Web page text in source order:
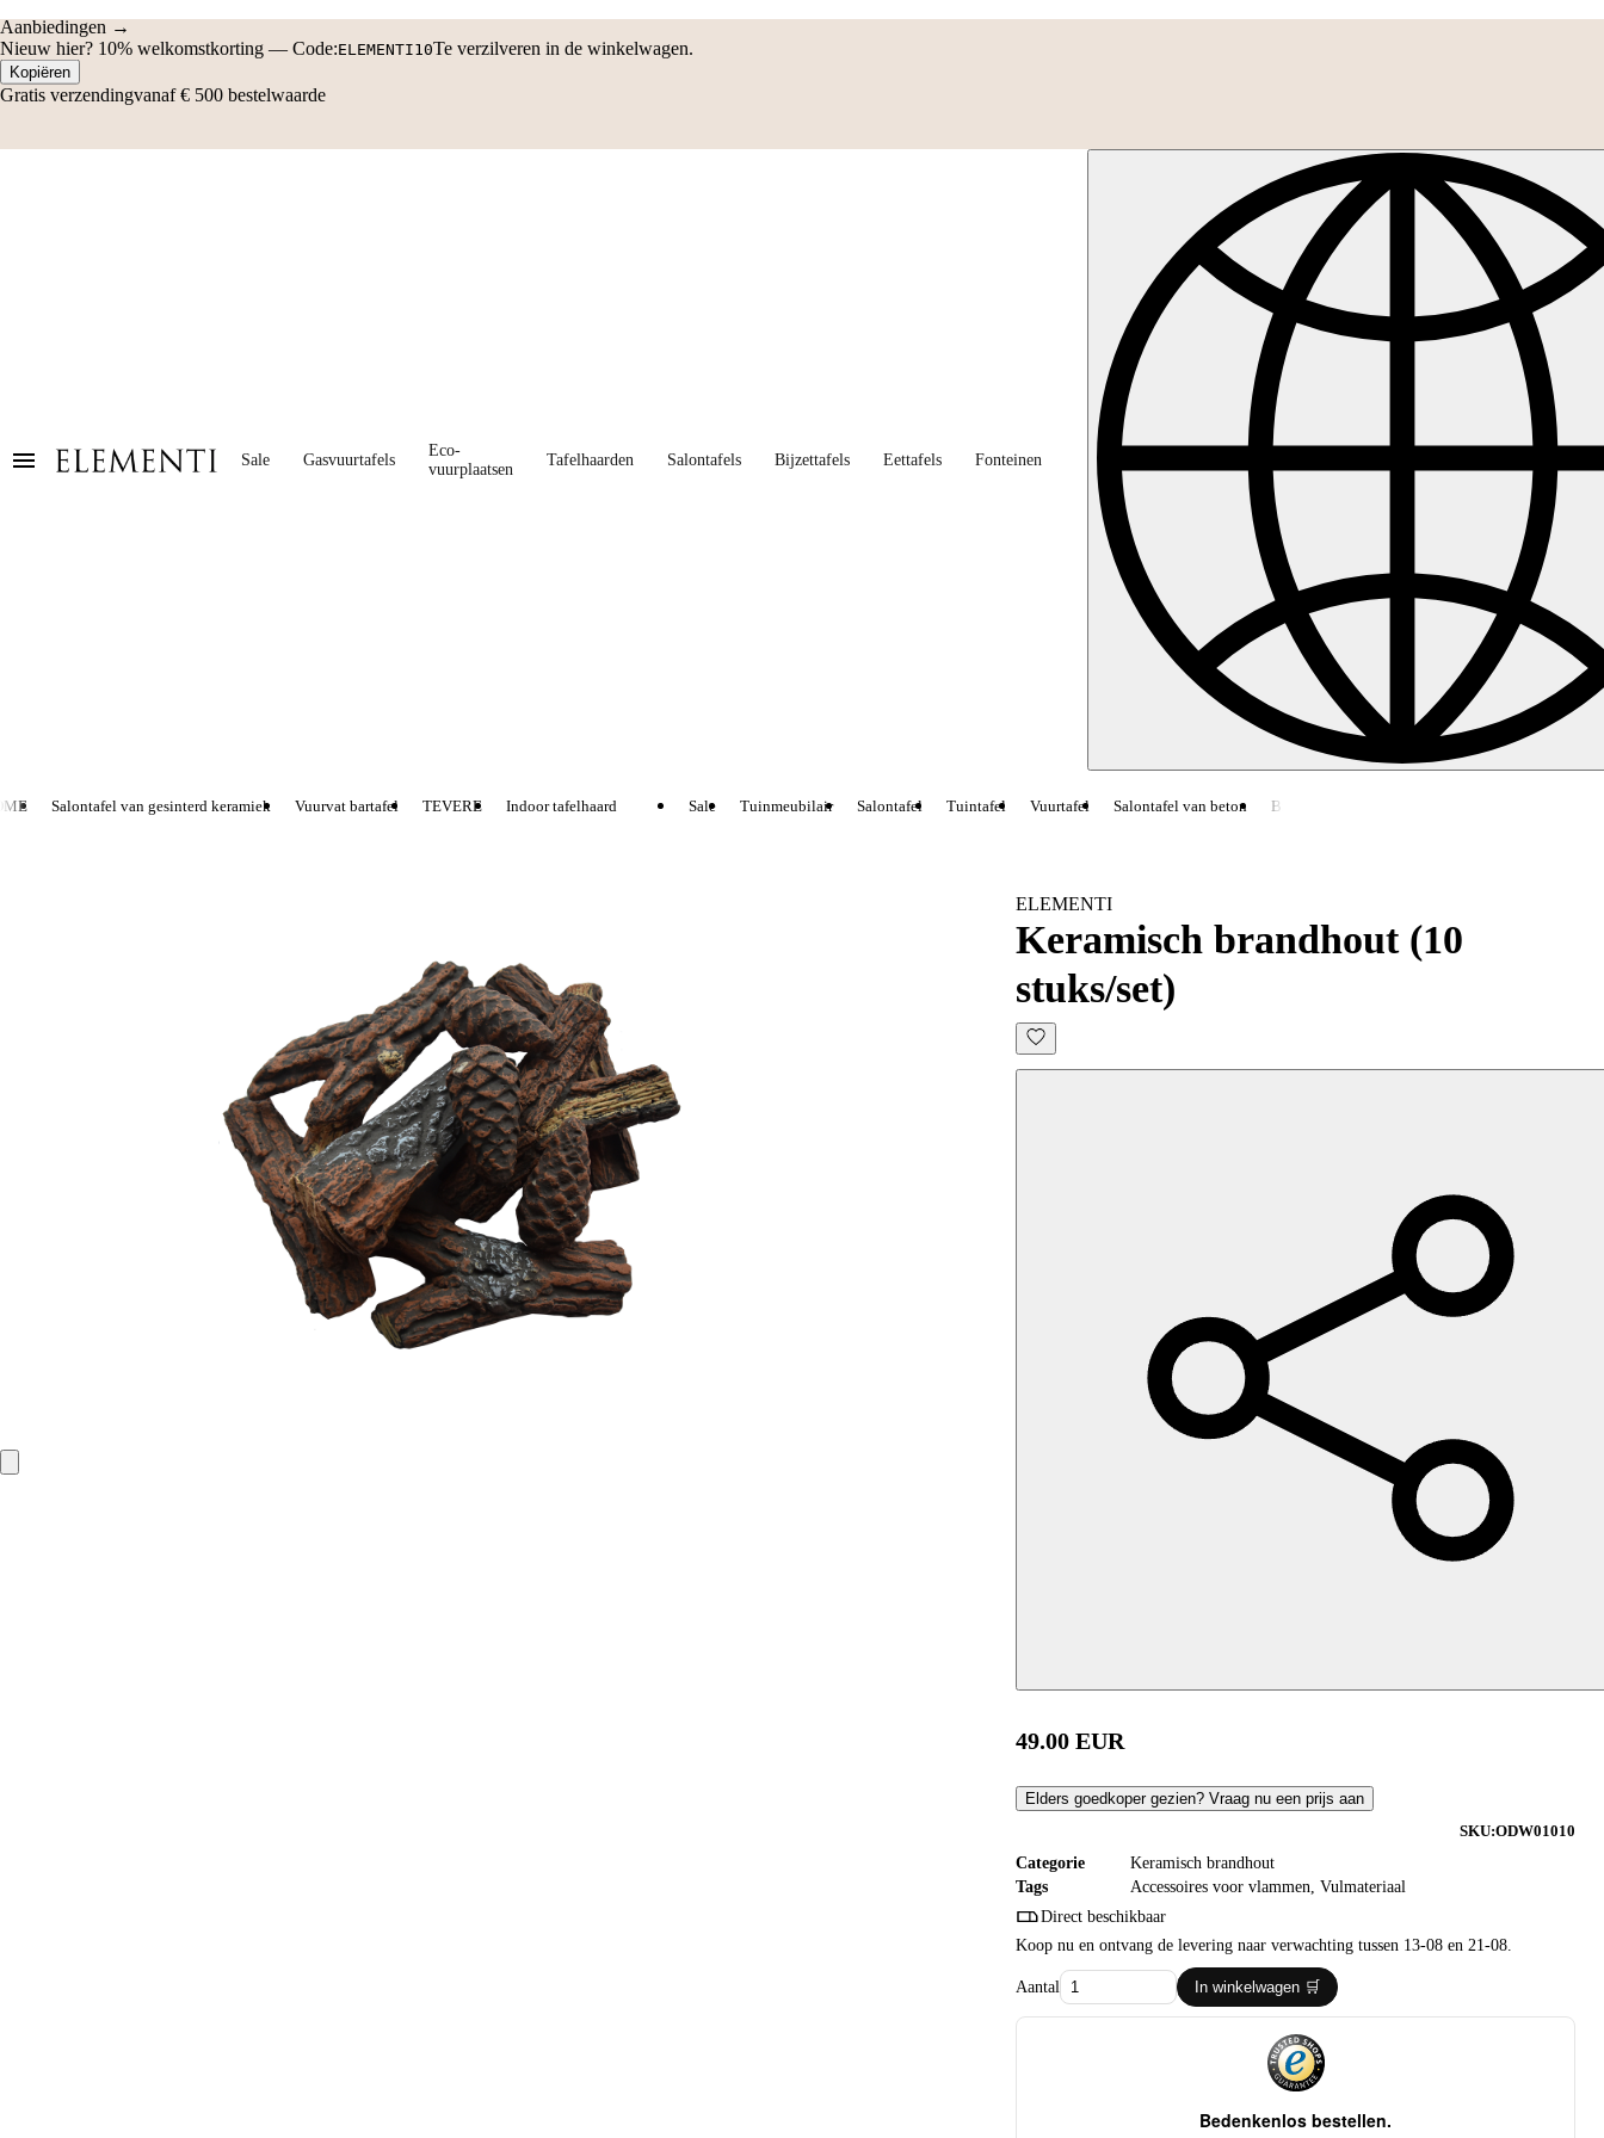
Aanbiedingen →
Nieuw hier? 10% welkomstkorting — Code:ELEMENTI10Te verzilveren in de winkelwagen.
Kopiëren
Gratis verzendingvanaf € 500 bestelwaarde
Sale Gasvuurtafels
Eco-
vuurplaatsen
Tafelhaarden Salontafels Bijzettafels Eettafels Fonteinen
Salontafel van gesinterd keramiek Vuurvat bartafel TEVERE Indoor tafelhaard Sale Tuinmeubilair Salontafel Tuintafel Vuurtafel Salontafel van beton Bijzettafel van beton
ELEMENTI
Keramisch brandhout (10
stuks/set)
49.00 EUR
Elders goedkoper gezien? Vraag nu een prijs aan
SKU:ODW01010
Categorie
Keramisch brandhout
Tags
Accessoires voor vlammen,Vulmateriaal
Direct beschikbaar
Koop nu en ontvang de levering naar verwachting tussen 13-08 en 21-08.
Aantal In winkelwagen 🛒